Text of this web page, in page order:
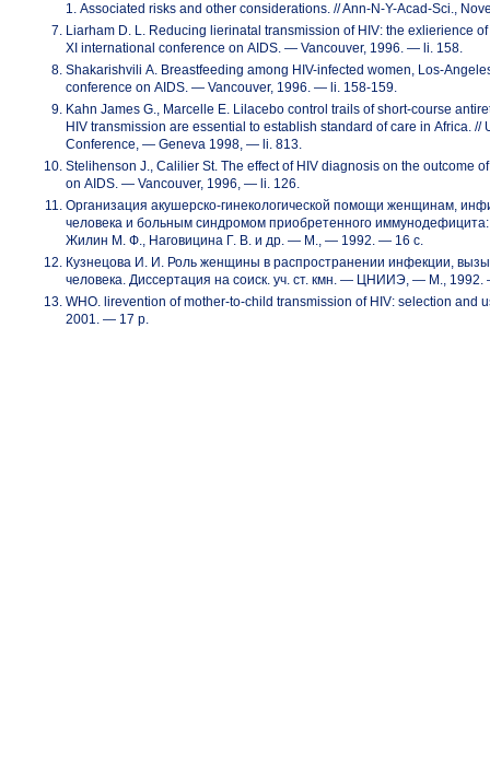
1. Associated risks and other considerations. //Ann-N-Y-Acad-Sci.,
Liarham D. L. Reducing lierinatal transmission of HIV: the exlierience
XI international conference on AIDS. — Vancouver, 1996. — li. 158.
Shakarishvili A. Breastfeeding among HIV-infected women, Los-
conference on AIDS. — Vancouver, 1996. — li. 158-159.
Kahn James G., Marcelle E. Lilacebo control trails of short-course
HIV transmission are essential to establish standard of care in Africa. //
Conference, — Geneva 1998, — li. 813.
Stelihenson J., Calilier St. The effect of HIV diagnosis on the outcome
on AIDS. — Vancouver, 1996, — li. 126.
Организация акушерско-гинекологической помощи женщинам,
человека и больным синдромом приобретенного
Жилин М. Ф., Наговицина Г. В. и др. — М., — 1992. — 16 с.
Кузнецова И. И. Роль женщины в распространении инфекции,
человека. Диссертация на соиск. уч. ст. кмн. — ЦНИИЭ, — М., 1992.
WHO. lirevention of mother-to-child transmission of HIV: selection and
2001. — 17 р.